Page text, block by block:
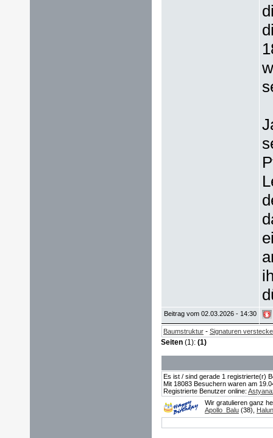
Beitrag vom 02.03.2026 - 14:30
Baumstruktur - Signaturen
Seiten (1): (1)
Es ist / sind gerade 1 registrierte(r)
Mit 18083 Besuchern waren am
Registrierte Benutzer online:
Wir gratulieren ganz
Apollo_Balu (38),